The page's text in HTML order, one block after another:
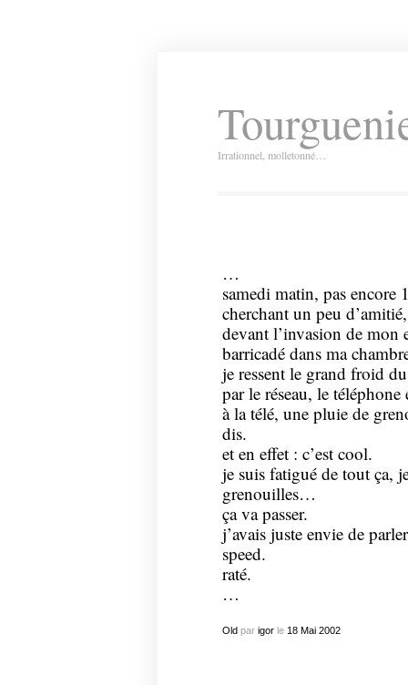
Irrationnel, molletonné…
…
samedi matin, pas encore
cherchant un peu
devant l’invasion de mon
barricadé dans ma
je ressent le grand froid
par le réseau, le
à la télé, une pluie de
dis.
et en effet : c’est cool.
je suis fatigué de tout ça,
grenouilles…
ça va passer.
j’avais juste envie de
speed.
raté.
…
Oldpar igorle 18 Mai 2002